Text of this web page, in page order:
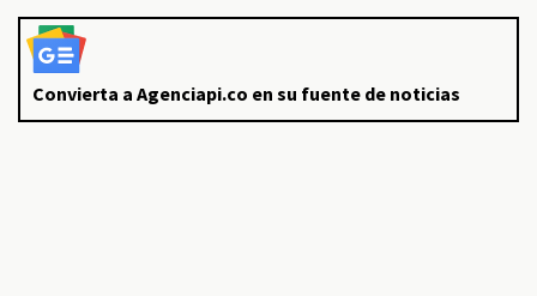
Convierta a Agenciapi.co en su fuente de noticias